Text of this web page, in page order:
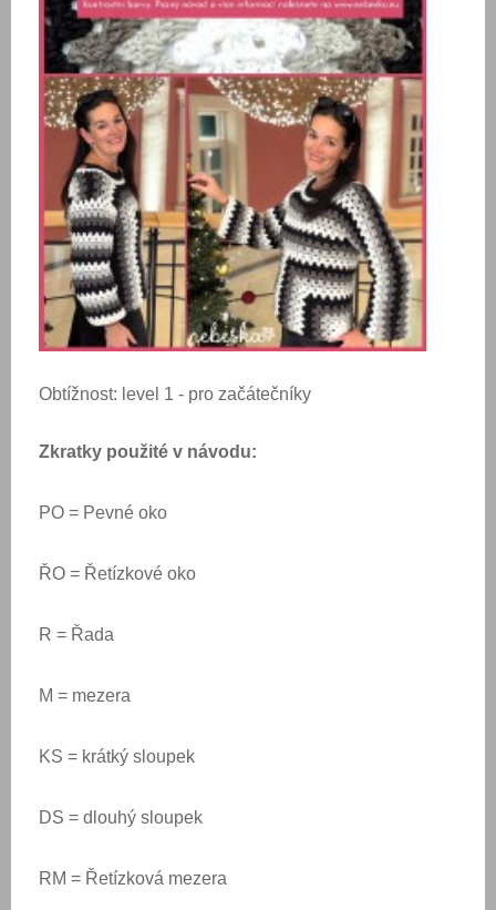
Obtížnost: level 1 - pro začátečníky
Zkratky použité v návodu:
PO = Pevné oko
ŘO = Řetízkové oko
R = Řada
M = mezera
KS = krátký sloupek
DS = dlouhý sloupek
RM = Řetízková mezera